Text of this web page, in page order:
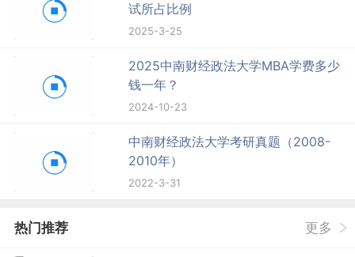
试所占比例
2025-3-25
2025中南财经政法大学MBA学费多少
钱一年？
2024-10-23
中南财经政法大学考研真题（2008-
2010年）
2022-3-31
热门推荐 更多